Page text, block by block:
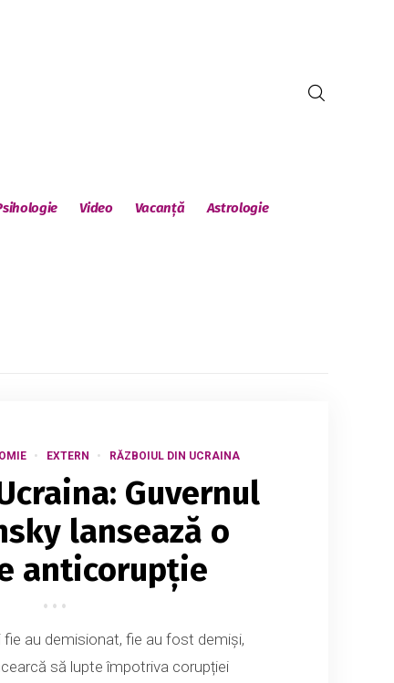
Video Vacanță Astrologie
EXTERN RĂZBOIUL DIN UCRAINA
Guvernul
lansează o
anticorupție
fie au demisionat, fie au fost demiși,
să lupte împotriva corupției